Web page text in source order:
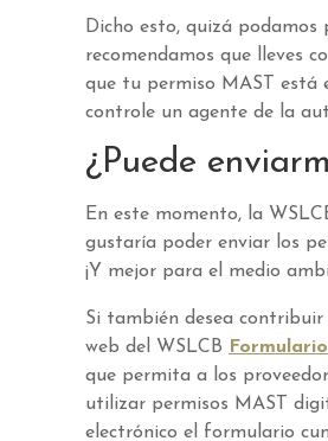
Dicho esto, quizá
recomendamos que lleves
que tu permiso MAST está
controle un agente de la
¿Puede
En este momento, la
gustaría poder enviar los
¡Y mejor para el medio
Si también desea
web del WSLCB
que permita a los
utilizar permisos MAST
electrónico el formulario